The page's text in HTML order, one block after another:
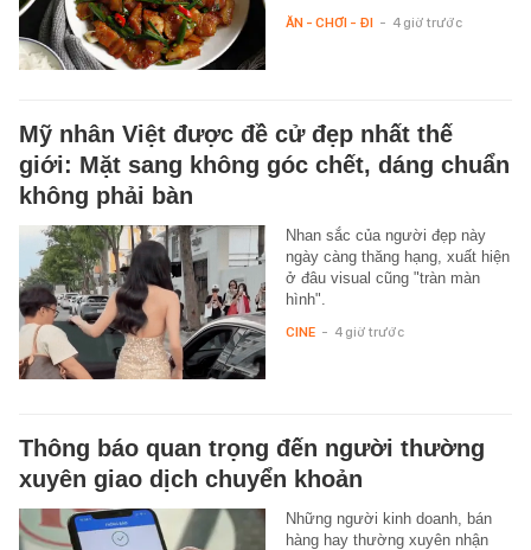
ĂN - CHƠI - ĐI - 4 giờ trước
Mỹ nhân Việt được đề cử đẹp nhất thế
giới: Mặt sang không góc chết, dáng chuẩn
không phải bàn
Nhan sắc của người đẹp này
ngày càng thăng hạng, xuất hiện
ở đâu visual cũng "tràn màn
hình".
CINE - 4 giờ trước
Thông báo quan trọng đến người thường
xuyên giao dịch chuyển khoản
Những người kinh doanh, bán
hàng hay thường xuyên nhận